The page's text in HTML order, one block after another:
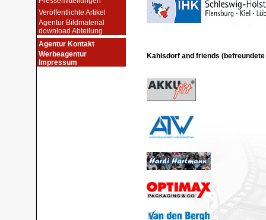
Veröffentlichte Artikel
Agentur Bildmaterial
download Abteilung
Agentur Kontakt
Werbeagentur
Impressum
Kahlsdorf and friends